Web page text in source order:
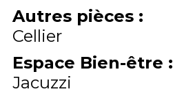
Autres pièces :
Cellier
Espace Bien-être :
Jacuzzi